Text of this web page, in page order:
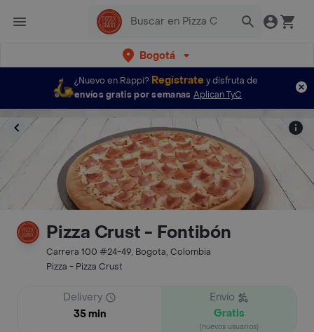
Bogotá
¿Nuevo en Rappi? Regístratey disfruta de
envíos gratis por semanas Aplican TyC
Pizza Crust - Fontibón
Carrera 100 #24-49, Bogota, Colombia
Pizza - Pizza Crust
Delivery
35 min
Envío
Gratis
(nuevos usuarios)